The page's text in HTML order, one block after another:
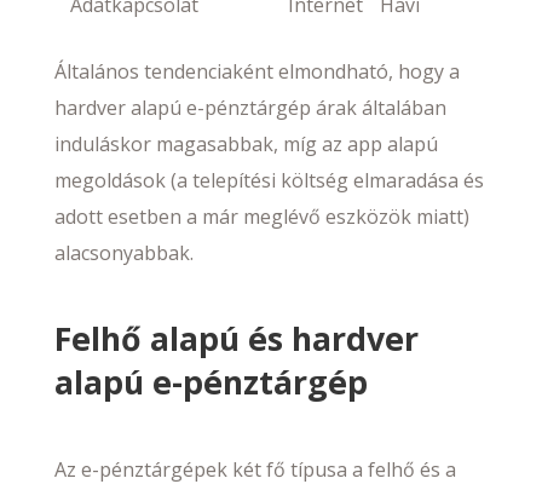
Általános tendenciaként elmondható, hogy a
hardver alapú e-pénztárgép árak általában
induláskor magasabbak, míg az app alapú
megoldások (a telepítési költség elmaradása és
adott esetben a már meglévő eszközök miatt)
alacsonyabbak.
Felhő alapú és hardver
alapú e-pénztárgép
Az e-pénztárgépek két fő típusa a felhő és a